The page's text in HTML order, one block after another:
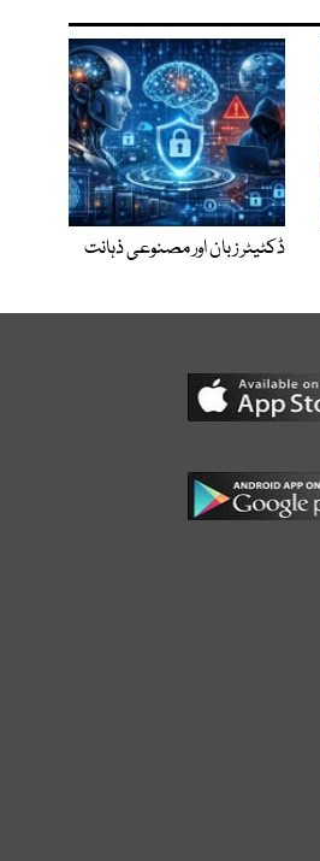
ڈکٹیٹر زبان اور مصنوعی ذہانت